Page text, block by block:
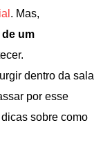
. Mas,
um
dentro da sala
por esse
sobre como